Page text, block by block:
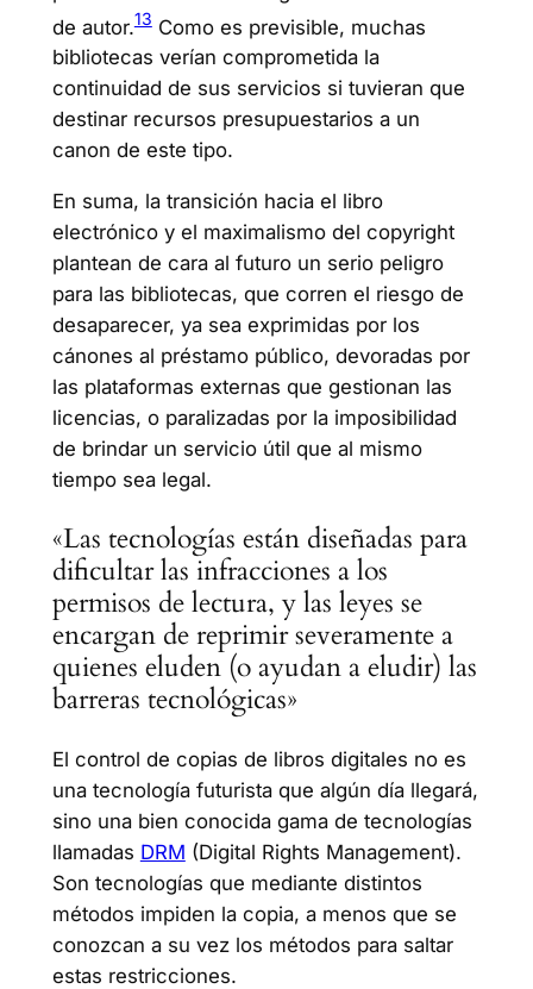
de autor.13Como es previsible, muchas
bibliotecas verían comprometida la
continuidad de sus servicios si tuvieran que
destinar recursos presupuestarios a un
canon de este tipo.
En suma, la transición hacia el libro
electrónico y el maximalismo del copyright
plantean de cara al futuro un serio peligro
para las bibliotecas, que corren el riesgo de
desaparecer, ya sea exprimidas por los
cánones al préstamo público, devoradas por
las plataformas externas que gestionan las
licencias, o paralizadas por la imposibilidad
de brindar un servicio útil que al mismo
tiempo sea legal.
«Las tecnologías están diseñadas para
dificultar las infracciones a los
permisos de lectura, y las leyes se
encargan de reprimir severamente a
quienes eluden (o ayudan a eludir) las
barreras tecnológicas»
El control de copias de libros digitales no es
una tecnología futurista que algún día llegará,
sino una bien conocida gama de tecnologías
llamadas DRM (Digital Rights Management).
Son tecnologías que mediante distintos
métodos impiden la copia, a menos que se
conozcan a su vez los métodos para saltar
estas restricciones.